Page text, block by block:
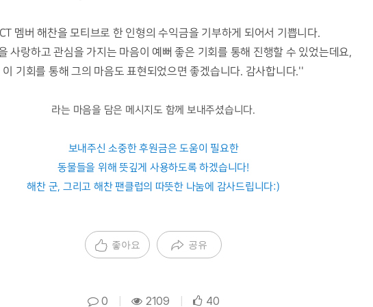
멤버 해찬을 모티브로 한 인형의 수익금을 기부하게 되어서 기쁩니다.
사랑하고 관심을 가지는 마음이 예뻐 좋은 기회를 통해 진행할 수 있었는데요,
이 기회를 통해 그의 마음도 표현되었으면 좋겠습니다. 감사합니다.''
라는 마음을 담은 메시지도 함께 보내주셨습니다.
보내주신 소중한 후원금은 도움이 필요한
동물들을 위해 뜻깊게 사용하도록 하겠습니다!
해찬 군, 그리고 해찬 팬클럽의 따뜻한 나눔에 감사드립니다:)
좋아요 공유
0 2109 40